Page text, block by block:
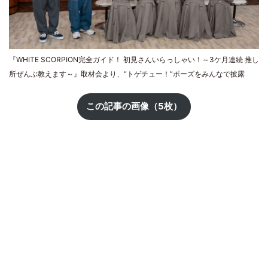
『WHITE SCORPION完全ガイド！ 初見さんいらっしゃい！～3ケ月連続 推し
所ぜんぶ教えます～』取材会より、“トゲチュー！”ポーズをみんなで披露
この記事の画像（5枚）